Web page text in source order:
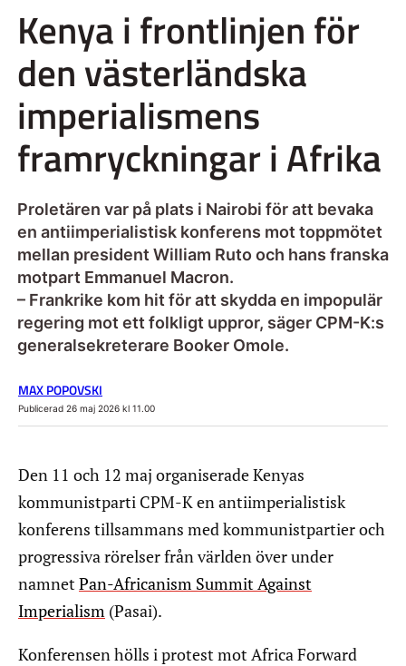
Kenya i frontlinjen för
den västerländska
imperialismens
framryckningar i Afrika
Proletären var på plats i Nairobi för att bevaka
en antiimperialistisk konferens mot toppmötet
mellan president William Ruto och hans franska
motpart Emmanuel Macron.
– Frankrike kom hit för att skydda en impopulär
regering mot ett folkligt uppror, säger CPM-K:s
generalsekreterare Booker Omole.
MAX POPOVSKI
Publicerad 26 maj 2026 kl 11.00
Den 11 och 12 maj organiserade Kenyas
kommunistparti CPM-K en antiimperialistisk
konferens tillsammans med kommunistpartier och
progressiva rörelser från världen över under
namnetPan-Africanism Summit Against
Imperialism (Pasai).
Konferensen hölls i protest mot Africa Forward